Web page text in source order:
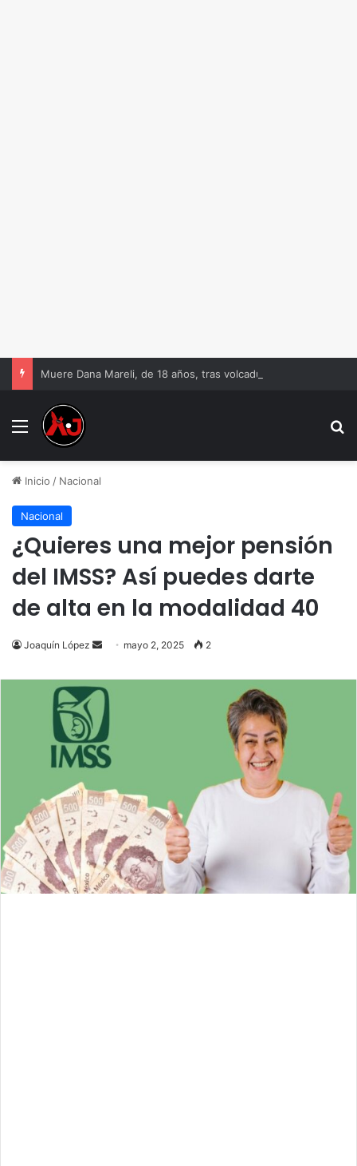
Menu
Inicio / Nacional
Nacional
¿Quieres una mejor pensión
del IMSS? Así puedes darte
de alta en la modalidad 40
Joaquín López
Send
email
mayo 2, 2025 2